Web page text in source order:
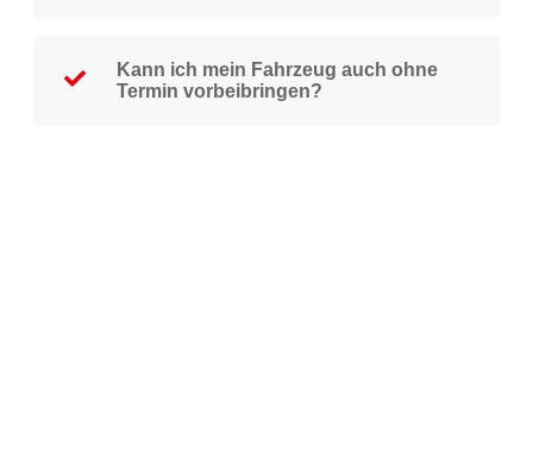
Kann ich mein Fahrzeug auch ohne
Termin vorbeibringen?